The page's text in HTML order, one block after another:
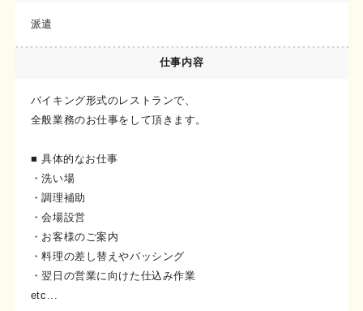
派遣
仕事内容
バイキング形式のレストランで、
全般業務のお仕事をして頂きます。
■ 具体的なお仕事
・洗い場
・調理補助
・会場設営
・お客様のご案内
・料理の差し替えやバッシング
・翌日の営業に向けた仕込み作業
etc...